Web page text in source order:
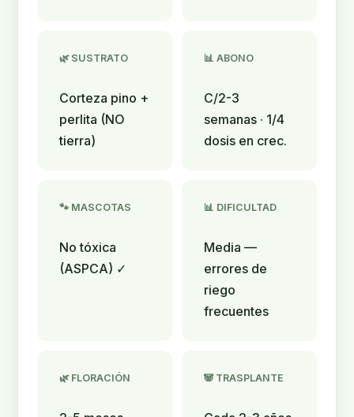
🌿 SUSTRATO
Corteza pino +
perlita (NO
tierra)
📊 ABONO
C/2-3
semanas · 1/4
dosis en crec.
🐾 MASCOTAS
No tóxica
(ASPCA) ✓
📊 DIFICULTAD
Media —
errores de
riego
frecuentes
🌿 FLORACIÓN 🐼 TRASPLANTE